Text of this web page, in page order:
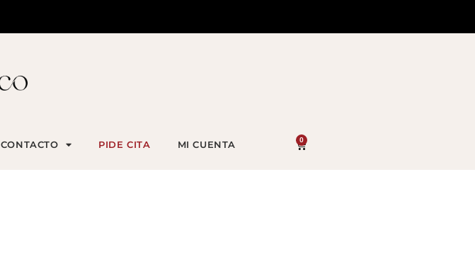
CONTACTO PIDE CITA MI CUENTA 0